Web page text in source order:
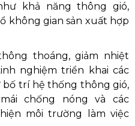
khả năng thông gió,
không gian sản xuất hợp
thoáng, giảm nhiệt
nghiệm triển khai các
bố trí hệ thống thông gió,
chống nóng và các
môi trường làm việc